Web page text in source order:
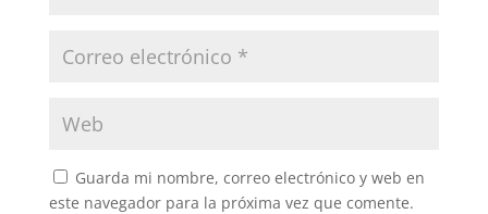
Guarda mi nombre, correo electrónico y web en
este navegador para la próxima vez que comente.